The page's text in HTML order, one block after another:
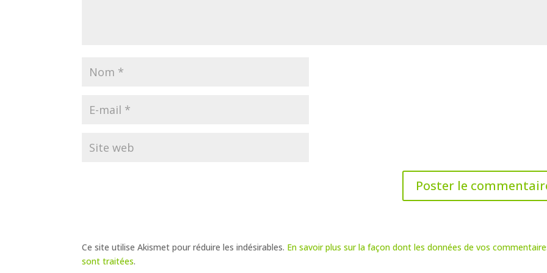
Ce site utilise Akismet pour réduire les indésirables. En savoir plus sur la façon dont les données de vos
sont traitées.